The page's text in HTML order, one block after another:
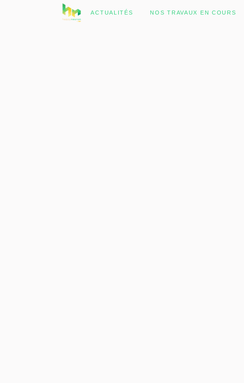
ACTUALITÉS NOS TRAVAUX EN COURS
No posts were found.